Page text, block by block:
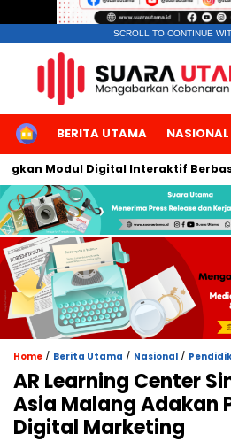
SCROLL TO CONTINUE
HOMEBERITA UTAMA NASIONAL
Digital Interaktif Berbasis AI
Home / Berita Utama / Nasional /
AR Learning Center
Asia Malang Adakan
Digital Marketing